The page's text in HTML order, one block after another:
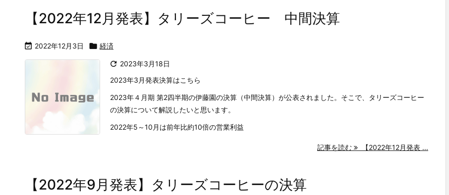
【2022年12月発表】タリーズコーヒー 中間決算
 2022年12月3日  経済
 2023年3月18日
2023年3月発表決算はこちら
2023年４月期 第2四半期の伊藤園の決算（中間決算）が公表されました。そこで、タリーズコーヒー
の決算について解説したいと思います。
2022年5～10月は前年比約10倍の営業利益
記事を読む 【2022年12月発表 ...
【2022年9月発表】タリーズコーヒーの決算